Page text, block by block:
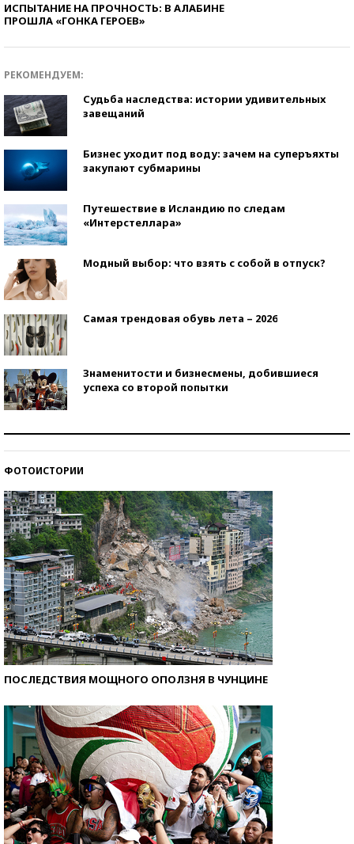
ИСПЫТАНИЕ НА ПРОЧНОСТЬ: В АЛАБИНЕ
ПРОШЛА «ГОНКА ГЕРОЕВ»
РЕКОМЕНДУЕМ:
Судьба наследства: истории удивительных
завещаний
Бизнес уходит под воду: зачем на суперъяхты
закупают субмарины
Путешествие в Исландию по следам
«Интерстеллара»
Модный выбор: что взять с собой в отпуск?
Самая трендовая обувь лета – 2026
Знаменитости и бизнесмены, добившиеся
успеха со второй попытки
ФОТОИСТОРИИ
ПОСЛЕДСТВИЯ МОЩНОГО ОПОЛЗНЯ В ЧУНЦИНЕ